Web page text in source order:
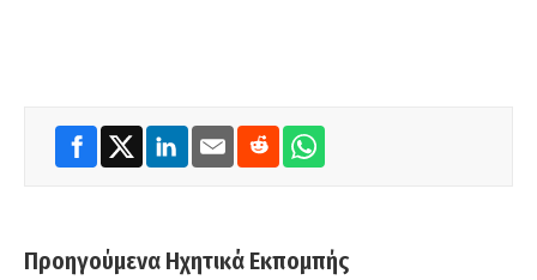
Προηγούμενα Ηχητικά Εκπομπής